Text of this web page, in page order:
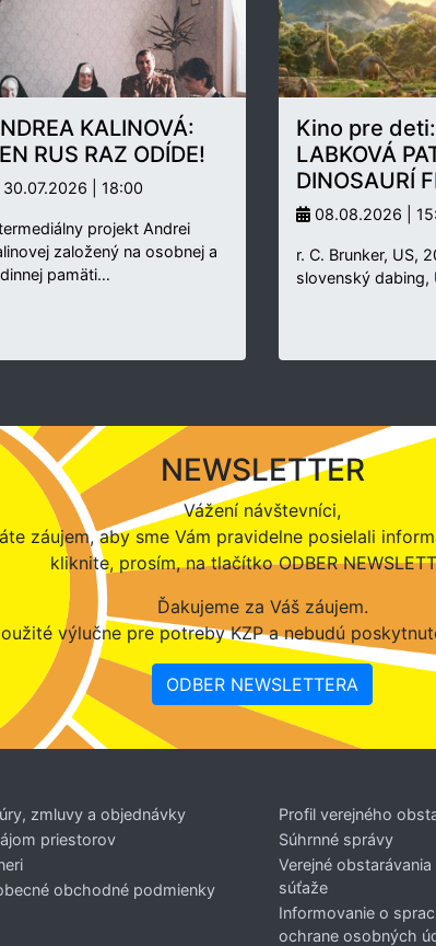
KALINOVÁ:
RUS RAZ ODÍDE!
30.07.2026 | 18:00
projekt Andrei
založený na osobnej a
pamäti…
Kino pre deti:
LABKOVÁ
DINOSAURÍ
08.08.2026 |
r. C. Brunker, US,
slovenský dabing,
NEWSLETTER
Vážení návštevníci,
záujem, aby sme Vám pravidelne posielali
kliknite, prosím, na tlačítko ODBER
Ďakujeme za Váš záujem.
výlučne pre potreby KZP a nebudú
ODBER NEWSLETTERA
zmluvy a objednávky
priestorov
obchodné podmienky
Profil verejného
Súhrnné správy
Verejné
súťaže
Informovanie o
ochrane osobných